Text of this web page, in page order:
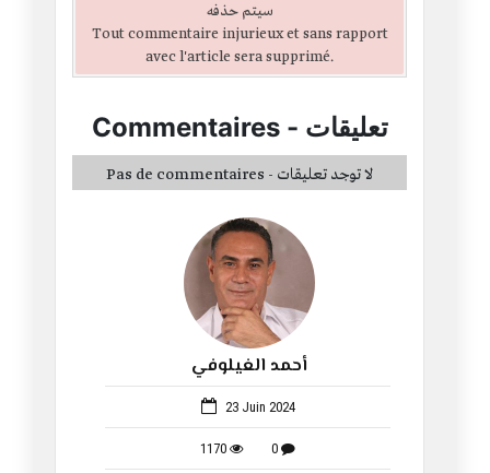
أحمد الغيلوفي
23 Juin 2024
1170 0
سيتم حذفه
Tout commentaire injurieux et sans rapport
avec l'article sera supprimé.
Commentaires- تعليقات
Pas de commentaires - لا توجد تعليقات